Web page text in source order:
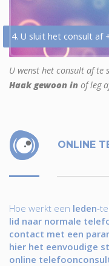
4. U sluit het consult af
U wenst het consult af te
Haak gewoon in of leg
ONLINE
Hoe werkt een leden-
lid naar normale
contact met een
hier het eenvoudige
online